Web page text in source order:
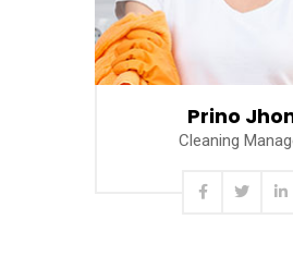
Prino
Cleaning